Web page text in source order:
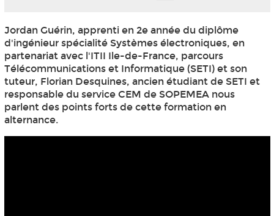
Jordan Guérin, apprentien 2e année du diplôme
d'ingénieur spécialité Systèmes électroniques, en
partenariat avec l'ITII Ile-de-France, parcours
Télécommunications et Informatique (SETI) et son
tuteur, Florian Desquines, ancien étudiant de SETI et
responsable du service CEM de SOPEMEA nous
parlent des points forts de cette formation en
alternance.